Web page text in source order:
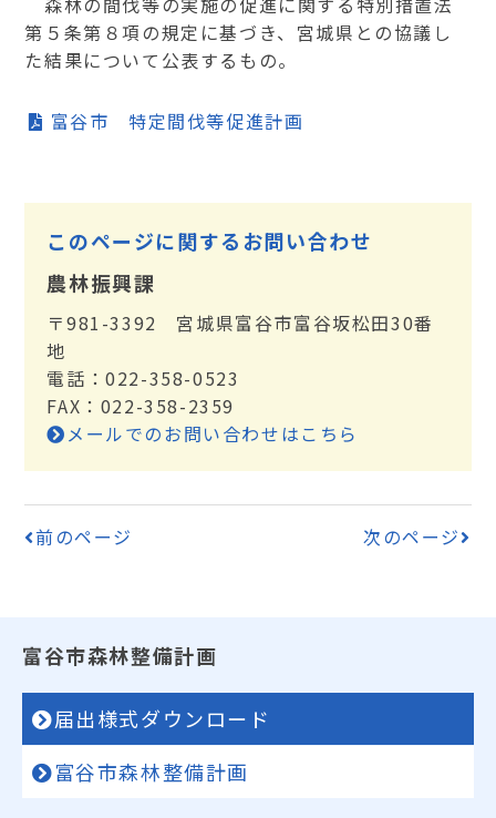
第５条第８項の規定に基づき、宮城県との協議し
た結果について公表するもの。
富谷市 特定間伐等促進計画
このページに関するお問い合わせ
農林振興課
〒981-3392 宮城県富谷市富谷坂松田30番
地
電話：022-358-0523
FAX：022-358-2359
メールでのお問い合わせはこちら
前のページ 次のページ
富谷市森林整備計画
届出様式ダウンロード
富谷市森林整備計画